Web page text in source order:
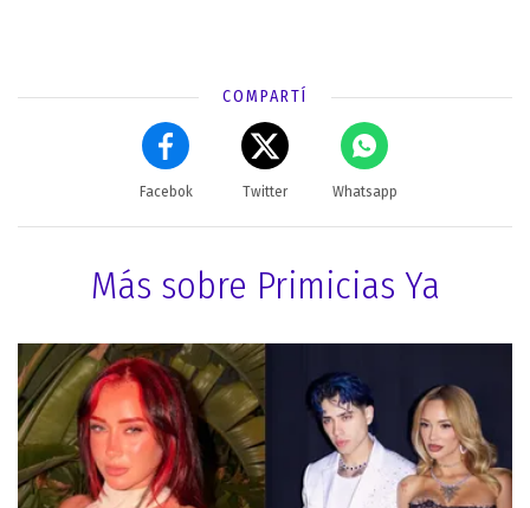
COMPARTÍ
Facebok Twitter Whatsapp
Más sobre Primicias Ya